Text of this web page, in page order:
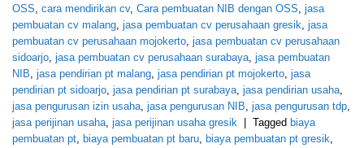
OSS, cara mendirikan cv, Cara pembuatan NIB dengan OSS, jasa
pembuatan cv malang, jasa pembuatan cv perusahaan gresik, jasa
pembuatan cv perusahaan mojokerto, jasa pembuatan cv perusahaan
sidoarjo, jasa pembuatan cv perusahaan surabaya, jasa pembuatan
NIB, jasa pendirian pt malang, jasa pendirian pt mojokerto, jasa
pendirian pt sidoarjo, jasa pendirian pt surabaya, jasa pendirian usaha,
jasa pengurusan izin usaha, jasa pengurusan NIB, jasa pengurusan tdp,
jasa perijinan usaha, jasa perijinan usaha gresik Tagged biaya
pembuatan pt, biaya pembuatan pt baru, biaya pembuatan pt gresik,